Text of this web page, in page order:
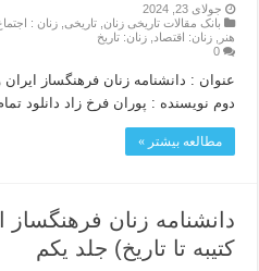
جولای 23, 2024
بانک مقالات تاریخی زنان ,تاریخی ,زنان :
هنر
,زنان: اقتصاد ,زنان: تاریخ
0
عنوان : دانشنامه زنان فرهنگساز ایران
دوم نویسنده : پوران فرخ زاد دانلود
مطالعه بیشتر »
دانشنامه زنان فرهنگساز
کتیبه تا تاریخ) جلد یکم